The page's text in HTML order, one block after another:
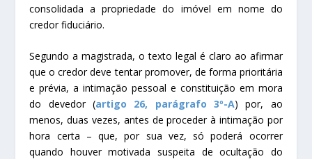
consolidada a propriedade do imóvel em nome do
credor fiduciário.
Segundo a magistrada, o texto legal é claro ao afirmar
que o credor deve tentar promover, de forma prioritária
e prévia, a intimação pessoal e constituição em mora
do devedor (artigo 26, parágrafo 3º-A) por, ao
menos, duas vezes, antes de proceder à intimação por
hora certa – que, por sua vez, só poderá ocorrer
quando houver motivada suspeita de ocultação do